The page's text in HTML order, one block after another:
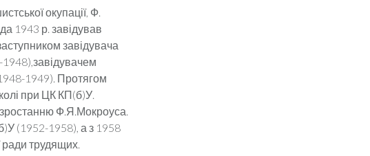
окупації, Ф.
1943 р. завідував
завідувача
1948),завідувачем
1949). Протягом
при ЦК КП(б)У.
Ф.Я.Мокроуса.
(1952-1958), а з 1958
ради трудящих.